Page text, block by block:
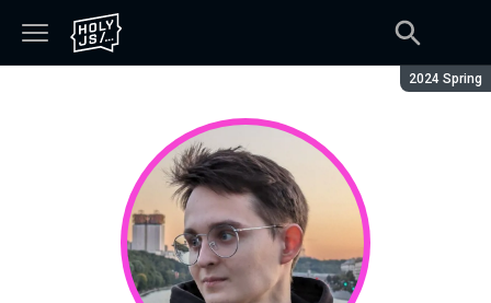
Сезон:
2024 Spring